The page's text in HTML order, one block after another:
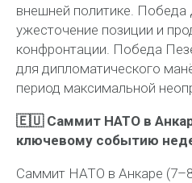
внешней политике.
ужесточение позиции и
конфронтации. Победа
для дипломатического
период максимальной
🇪🇺 Саммит НАТО в
ключевому событию
Саммит НАТО в Анкаре